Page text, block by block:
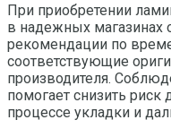
При приобретении
в надежных магазинах
рекомендации по
соответствующие
производителя.
помогает снизить
процессе укладки и